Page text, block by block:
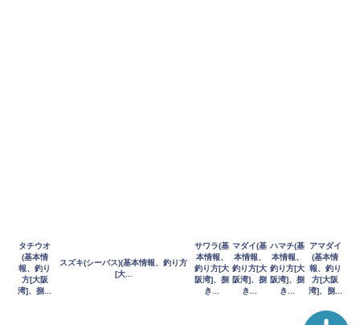
タチウオ
(基本情
報、釣り
方[大阪
湾]、捌...
スズキ(シーバス)(基本情報、釣り方
[大...
サワラ(基
本情報、
釣り方[大
阪湾]、捌
き...
マダイ(基
本情報、
釣り方[大
阪湾]、捌
き...
ハマチ(基
本情報、
釣り方[大
阪湾]、捌
き...
アマダイ
(基本情
報、釣り
方[大阪
湾]、捌...
タイラバ専用設計ネクタ
イ”TRIGGER”